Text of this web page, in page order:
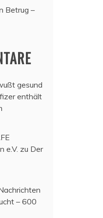
Betrug –
gesund
enthält
e.V. zu Der
– 600